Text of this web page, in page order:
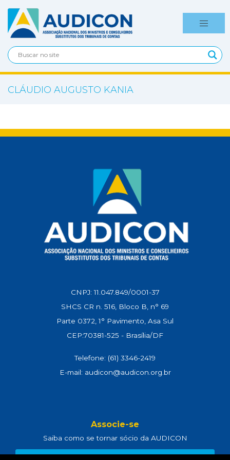
CLÁUDIO AUGUSTO KANIA
CNPJ: 11.047.849/0001-37
SHCS CR n. 516, Bloco B, n° 69
Parte 0372, 1° Pavimento, Asa Sul
CEP:70381-525 - Brasília/DF
Telefone: (61) 3346-2419
E-mail: audicon@audicon.org.br
Associe-se
Saiba como se tornar sócio da AUDICON